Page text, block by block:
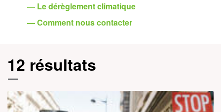
— Le dérèglement climatique
— Comment nous contacter
12 résultats